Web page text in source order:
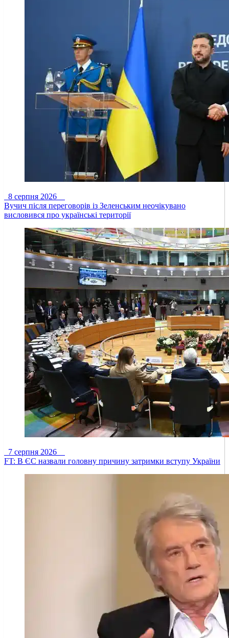
8 серпня 2026
Вучич після переговорів із Зеленським неочікувано
висловився про українські території
7 серпня 2026
FT: В ЄС назвали головну причину затримки вступу України